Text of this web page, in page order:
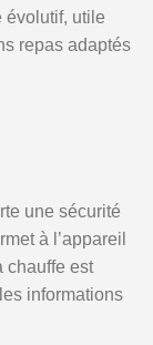
évolutif, utile
repas adaptés
une sécurité
à l’appareil
chauffe est
informations